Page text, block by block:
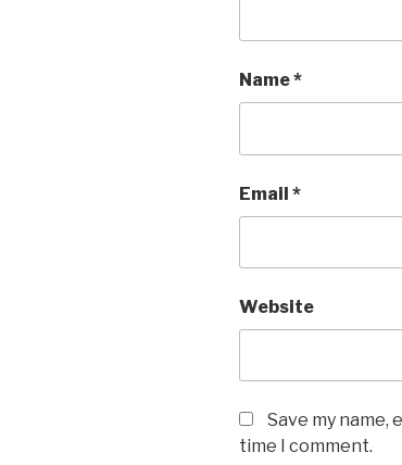
Name*
Email *
Website
Save my name,
time I comment.